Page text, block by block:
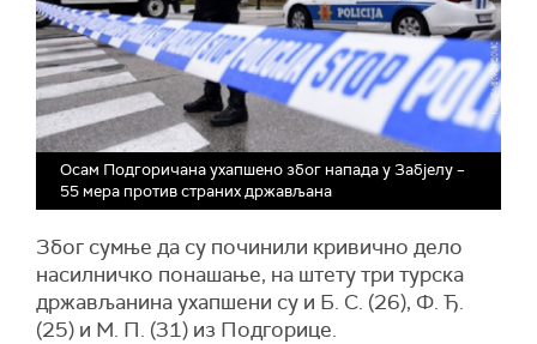
Осам Подгоричана ухапшено због напада у Забјелу –
55 мера против страних држављана
Због сумње да су починили кривично дело
насилничко понашање, на штету три турска
држављанина ухапшени су и Б. С. (26), Ф. Ђ.
(25) и М. П. (31) из Подгорице.